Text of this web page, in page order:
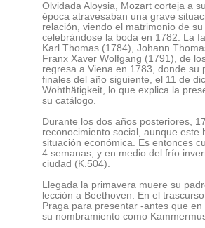
Olvidada Aloysia, Mozart corteja a
época atravesaban una grave
relación, viendo el matrimonio de
celebrándose la boda en 1782. La
Karl Thomas (1784), Johann
Franx Xaver Wolfgang (1791), de
regresa a Viena en 1783, donde su
finales del año siguiente, el 11 de
Wohthätigkeit, lo que explica la
su catálogo.
Durante los dos años posteriores,
reconocimiento social, aunque
situación económica. Es entonces
4 semanas, y en medio del frío
ciudad (K.504).
Llegada la primavera muere su
lección a Beethoven. En el
Praga para presentar -antes que
su nombramiento como